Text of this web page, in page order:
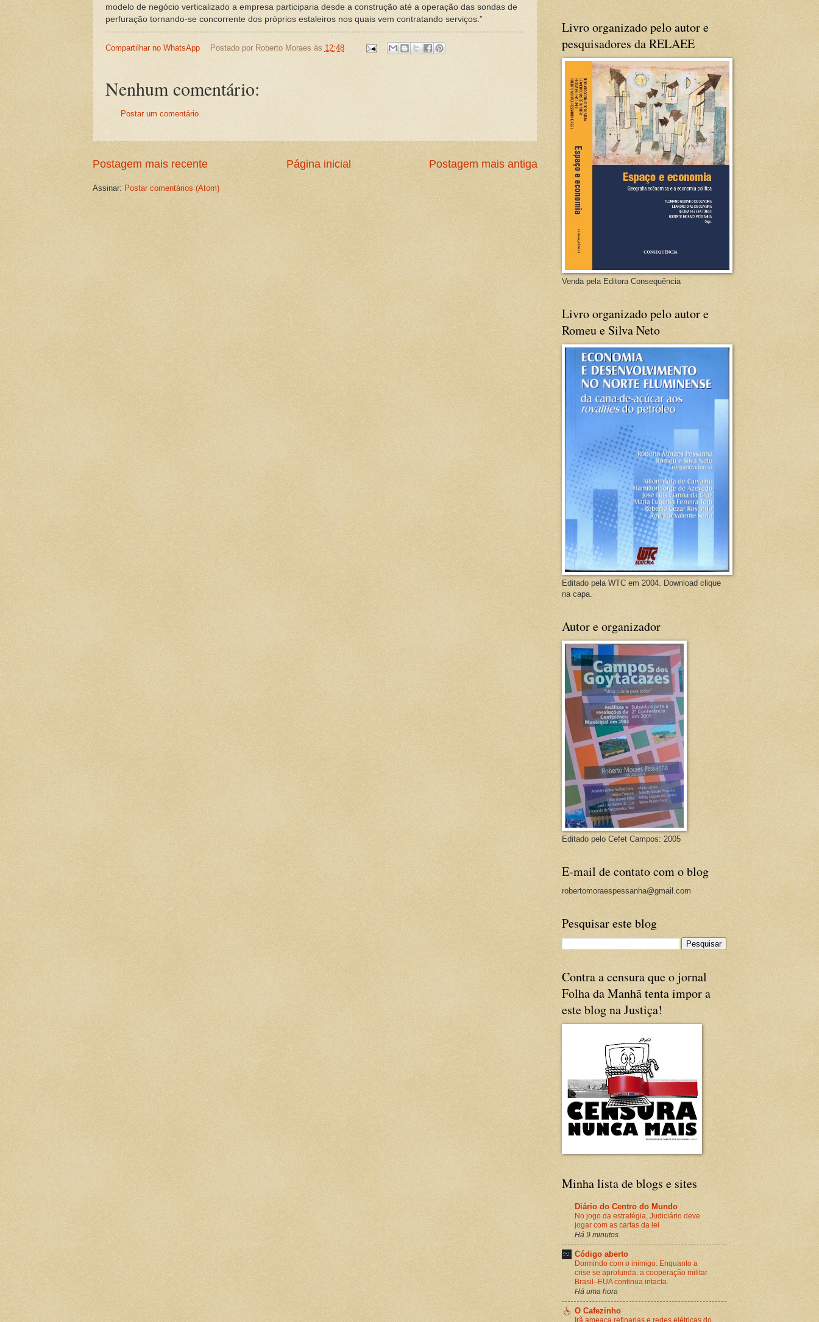
modelo de negócio verticalizado a empresa participaria desde a construção até a operação das sondas de
perfuração tornando-se concorrente dos próprios estaleiros nos quais vem contratando serviços.”
Compartilhar no WhatsApp Postado por Roberto Moraes às 12:48
Nenhum comentário:
Postar um comentário
Postagem mais recente Postagem mais antiga
Página inicial
Assinar: Postar comentários (Atom)
Livro organizado pelo autor e
pesquisadores da RELAEE
Venda pela Editora Consequência
Livro organizado pelo autor e
Romeu e Silva Neto
Editado pela WTC em 2004. Download clique
na capa.
Autor e organizador
Editado pelo Cefet Campos: 2005
E-mail de contato com o blog
robertomoraespessanha@gmail.com
Pesquisar este blog
Contra a censura que o jornal
Folha da Manhã tenta impor a
este blog na Justiça!
Minha lista de blogs e sites
Diário do Centro do Mundo
No jogo da estratégia, Judiciário deve
jogar com as cartas da lei
Há 9 minutos
Código aberto
Dormindo com o inimigo: Enquanto a
crise se aprofunda, a cooperação militar
Brasil–EUA continua intacta.
Há uma hora
O Cafezinho
Irã ameaça refinarias e redes elétricas do